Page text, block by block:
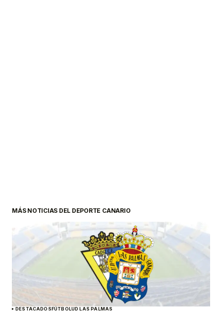
MÁS NOTICIAS DEL DEPORTE CANARIO
DESTACADOSFÚTBOLUD LAS PALMAS